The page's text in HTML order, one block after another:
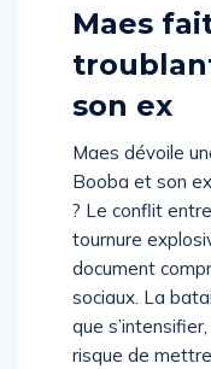
Maes
son ex
Maes dévoile
Booba et son
? Le conflit
tournure
document
sociaux. La
que
risque de